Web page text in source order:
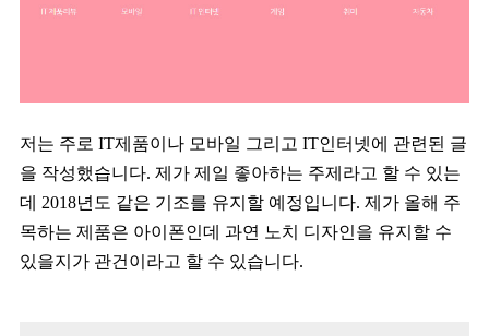
저는 주로 IT제품이나 모바일 그리고 IT인터넷에 관련된 글
을 작성했습니다. 제가 제일 좋아하는 주제라고 할 수 있는
데 2018년도 같은 기조를 유지할 예정입니다. 제가 올해 주
목하는 제품은 아이폰인데 과연 노치 디자인을 유지할 수
있을지가 관건이라고 할 수 있습니다.